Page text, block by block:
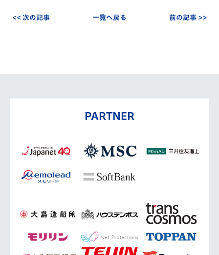
<< 次の記事 一覧へ戻る 前の記事 >>
PARTNER